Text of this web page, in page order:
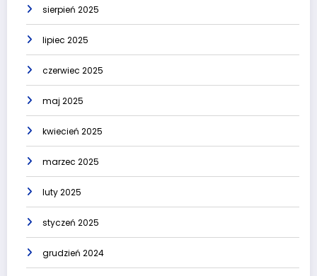
sierpień 2025
lipiec 2025
czerwiec 2025
maj 2025
kwiecień 2025
marzec 2025
luty 2025
styczeń 2025
grudzień 2024